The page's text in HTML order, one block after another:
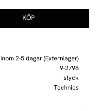
2-5 dagar (Externlager)
9-2798
styck
Technics